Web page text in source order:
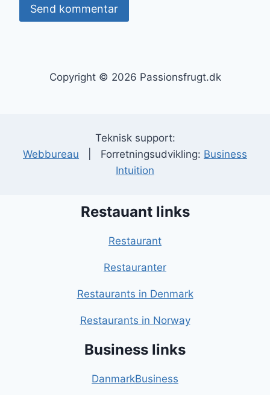
Copyright © 2026 Passionsfrugt.dk
Teknisk support:
Webbureau | Forretningsudvikling: Business
Intuition
Restauant links
Restaurant
Restauranter
Restaurants in Denmark
Restaurants in Norway
Business links
DanmarkBusiness